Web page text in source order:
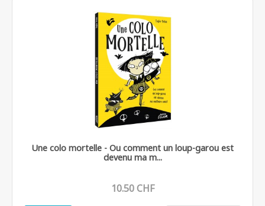
Une colo mortelle - Ou comment un loup-garou est
devenu ma m...
10.50 CHF